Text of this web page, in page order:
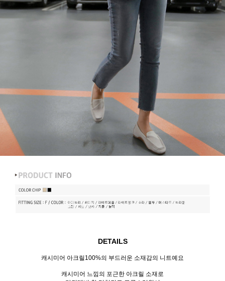
DETAILS
캐시미어 아크릴100%의 부드러운 소재감의 니트예요
캐시미어 느낌의 포근한 아크릴 소재로